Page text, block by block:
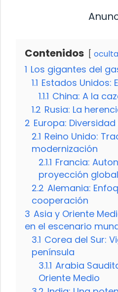
Contenidos
1 Los gigantes del
1.1 Estados Unidos:
1.1.1 China: A la
1.2 Rusia: La
2 Europa:
2.1 Reino Unido:
modernización
2.1.1 Francia:
proyección global
2.2 Alemania:
cooperación
3 Asia y Oriente
en el escenario
3.1 Corea del Sur:
península
3.1.1 Arabia
Oriente Medio